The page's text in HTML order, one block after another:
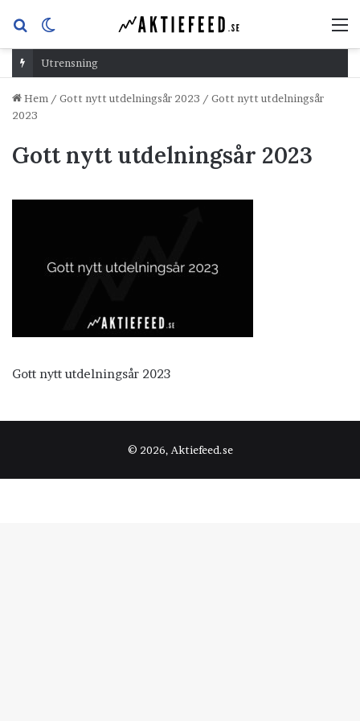
Sök
efterskin
Utrensning
Hem / Gott nytt utdelningsår 2023 / Gott nytt utdelningsår
2023
Gott nytt utdelningsår 2023
Gott nytt utdelningsår 2023
© 2026, Aktiefeed.se